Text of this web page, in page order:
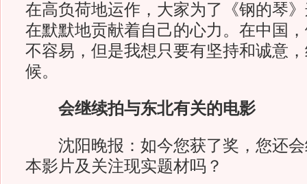
在高负荷地运作，大家为了《钢的琴
在默默地贡献着自己的心力。在中国
不容易，但是我想只要有坚持和诚意
候。
会继续拍与东北有关的电影
沈阳晚报：如今您获了奖，您还会
本影片及关注现实题材吗？